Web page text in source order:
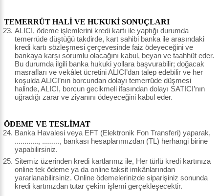
TEMERRÜT HALİ VE HUKUKİ SONUÇLARI
ALICI, ödeme işlemlerini kredi kartı ile yaptığı durumda
temerrüde düştüğü takdirde, kart sahibi banka ile arasındaki
kredi kartı sözleşmesi çerçevesinde faiz ödeyeceğini ve
bankaya karşı sorumlu olacağını kabul, beyan ve taahhüt eder.
Bu durumda ilgili banka hukuki yollara başvurabilir; doğacak
masrafları ve vekâlet ücretini ALICI’dan talep edebilir ve her
koşulda ALICI’nın borcundan dolayı temerrüde düşmesi
halinde, ALICI, borcun gecikmeli ifasından dolayı SATICI’nın
uğradığı zarar ve ziyanını ödeyeceğini kabul eder.
ÖDEME VE TESLİMAT
Banka Havalesi veya EFT (Elektronik Fon Transferi) yaparak,
............, ........., bankası hesaplarımızdan (TL) herhangi birine
yapabilirsiniz.
Sitemiz üzerinden kredi kartlarınız ile, Her türlü kredi kartınıza
online tek ödeme ya da online taksit imkânlarından
yararlanabilirsiniz. Online ödemelerinizde siparişiniz sonunda
kredi kartınızdan tutar çekim işlemi gerçekleşecektir.